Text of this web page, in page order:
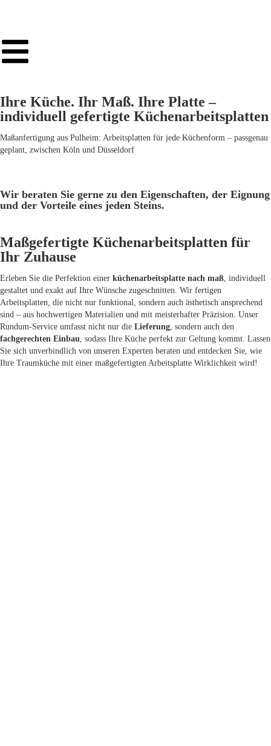
Ihre Küche. Ihr Maß. Ihre Platte –
individuell gefertigte Küchenarbeitsplatten
Maßanfertigung aus Pulheim: Arbeitsplatten für jede Küchenform – passgenau
geplant, zwischen Köln und Düsseldorf
Wir beraten Sie gerne zu den Eigenschaften, der Eignung
und der Vorteile eines jeden Steins.
Maßgefertigte Küchenarbeitsplatten für
Ihr Zuhause
Erleben Sie die Perfektion einer küchenarbeitsplatte nach maß, individuell
gestaltet und exakt auf Ihre Wünsche zugeschnitten. Wir fertigen
Arbeitsplatten, die nicht nur funktional, sondern auch ästhetisch ansprechend
sind – aus hochwertigen Materialien und mit meisterhafter Präzision. Unser
Rundum-Service umfasst nicht nur die Lieferung, sondern auch den
fachgerechten Einbau, sodass Ihre Küche perfekt zur Geltung kommt. Lassen
Sie sich unverbindlich von unseren Experten beraten und entdecken Sie, wie
Ihre Traumküche mit einer maßgefertigten Arbeitsplatte Wirklichkeit wird!